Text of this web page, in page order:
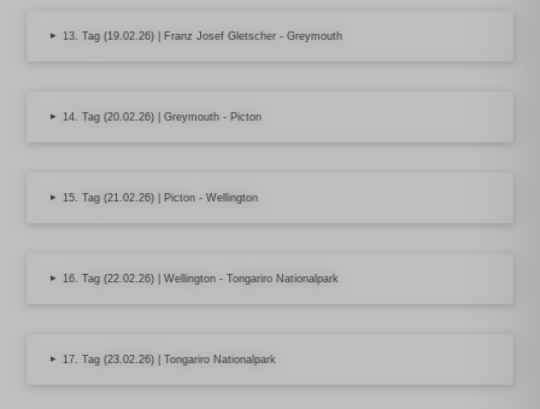
▸ 13. Tag (19.02.26) | Franz Josef Gletscher - Greymouth
▸ 14. Tag (20.02.26) | Greymouth - Picton
▸ 15. Tag (21.02.26) | Picton - Wellington
▸ 16. Tag (22.02.26) | Wellington - Tongariro Nationalpark
▸ 17. Tag (23.02.26) | Tongariro Nationalpark